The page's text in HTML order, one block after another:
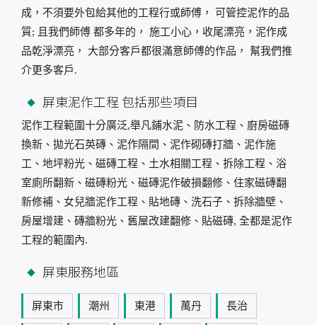
成，不須要外包給其他的工程行或師傅， 可管控泥作的品
質; 且我們師傅 都多年的， 施工小心，收尾漂亮，泥作成
品乾淨漂亮， 大部分客戶都很滿意師傅的作品， 幫我們推
介更多客戶.
屏東泥作工程 包括那些項目
泥作工程範圍十分廣泛,舉凡鋪水泥、防水工程、廚房磁磚
換新、拋光石英磚、泥作隔間、泥作砌磚打牆、泥作施
工、地坪粉光、磁磚工程、土水相關工程、拆除工程、浴
室廁所翻新、磁磚粉光、磁磚泥作破損翻修、住家磁磚翻
新修補、女兒牆泥作工程、貼地磚、洗石子、拆除牆壁、
房屋增建、磚牆粉光、舊屋改建翻修、貼磁磚, 全都是泥作
工程的範圍內.
屏東服務地區
屏東市 潮州 東港 萬丹 長治